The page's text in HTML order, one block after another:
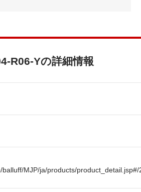
R06-Yの詳細情報
balluff/MJP/ja/products/